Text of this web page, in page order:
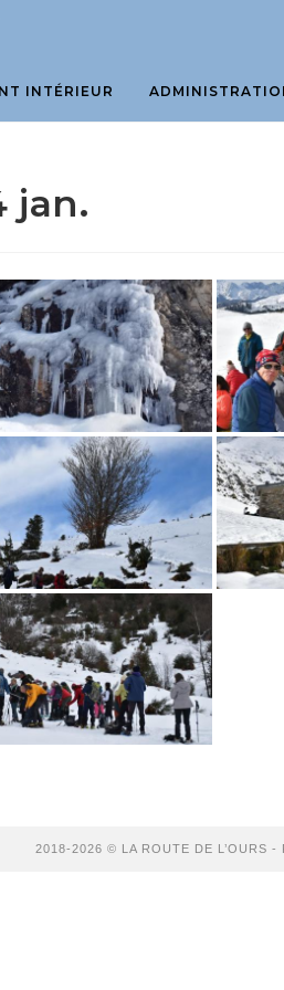
INTÉRIEUR
jan.
2018-2026 © LA ROUTE DE L’OURS -